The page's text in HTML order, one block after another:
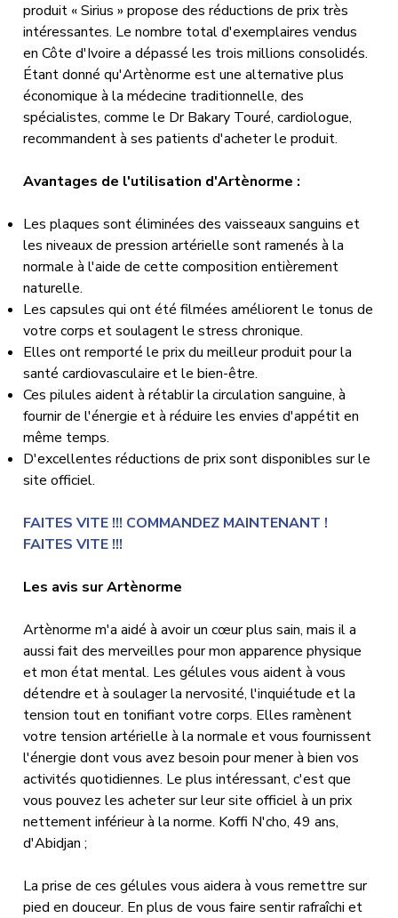
produit « Sirius » propose des réductions de prix très
intéressantes. Le nombre total d'exemplaires vendus
en Côte d'Ivoire a dépassé les trois millions consolidés.
Étant donné qu'Artènorme est une alternative plus
économique à la médecine traditionnelle, des
spécialistes, comme le Dr Bakary Touré, cardiologue,
recommandent à ses patients d'acheter le produit.
Avantages de l'utilisation d'Artènorme :
Les plaques sont éliminées des vaisseaux sanguins et
les niveaux de pression artérielle sont ramenés à la
normale à l'aide de cette composition entièrement
naturelle.
Les capsules qui ont été filmées améliorent le tonus de
votre corps et soulagent le stress chronique.
Elles ont remporté le prix du meilleur produit pour la
santé cardiovasculaire et le bien-être.
Ces pilules aident à rétablir la circulation sanguine, à
fournir de l'énergie et à réduire les envies d'appétit en
même temps.
D'excellentes réductions de prix sont disponibles sur le
site officiel.
FAITES VITE !!! COMMANDEZ MAINTENANT !
FAITES VITE !!!
Les avis sur Artènorme
Artènorme m'a aidé à avoir un cœur plus sain, mais il a
aussi fait des merveilles pour mon apparence physique
et mon état mental. Les gélules vous aident à vous
détendre et à soulager la nervosité, l'inquiétude et la
tension tout en tonifiant votre corps. Elles ramènent
votre tension artérielle à la normale et vous fournissent
l'énergie dont vous avez besoin pour mener à bien vos
activités quotidiennes. Le plus intéressant, c'est que
vous pouvez les acheter sur leur site officiel à un prix
nettement inférieur à la norme. Koffi N'cho, 49 ans,
d'Abidjan ;
La prise de ces gélules vous aidera à vous remettre sur
pied en douceur. En plus de vous faire sentir rafraîchi et